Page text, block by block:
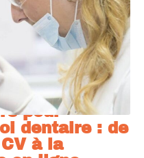
pour
dentaire : de
à la